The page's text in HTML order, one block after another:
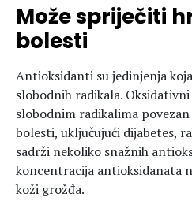
Može spriječiti
bolesti
Antioksidanti su jedinjenja
slobodnih radikala.
slobodnim radikalima
bolesti, uključujući dijabetes,
sadrži nekoliko snažnih
koncentracija antioksidanata
koži grožđa.